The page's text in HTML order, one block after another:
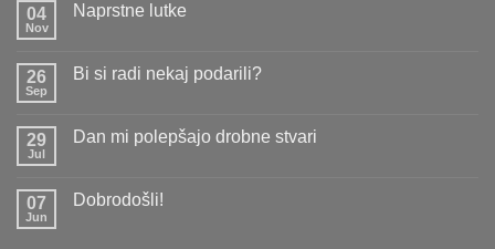
04
Nov
Naprstne lutke
Naprstne
26
Sep
Bi si radi nekaj podarili?
Bi
podarili?
29
Jul
Dan mi polepšajo drobne stvari
Dan
07
Jun
Dobrodošli!